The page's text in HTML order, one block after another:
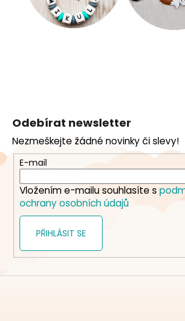
a
t
Odebírat newsletter
Nezmeškejte žádné novinky či slevy!
E-mail
Vložením e-mailu souhlasíte s
ochrany osobních údajů
PŘIHLÁSIT SE